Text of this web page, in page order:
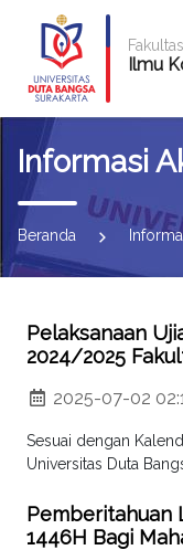
Fakultas
Ilmu
Informasi
Beranda
Pelaksanaan
2024/2025
2025-07-02
Sesuai dengan
Universitas Duta
Pemberitahuan
1446H Bagi